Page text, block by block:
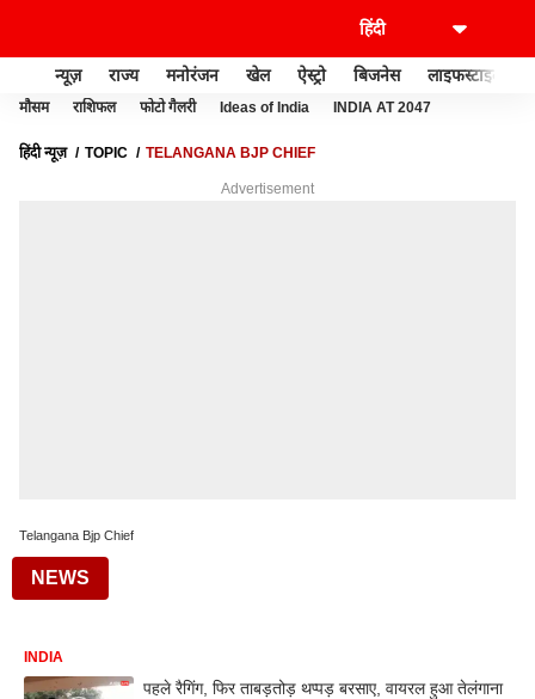
न्यूज़ राज्य मनोरंजन खेल ऐस्ट्रो बिजनेस लाइफस्टाइल
मौसम राशिफल फोटो गैलरी Ideas of India INDIA AT 2047
हिंदी न्यूज़ TOPIC TELANGANA BJP CHIEF
Advertisement
Telangana Bjp Chief
NEWS
INDIA
पहले रैगिंग, फिर ताबड़तोड़ थप्पड़ बरसाए, वायरल हुआ तेलंगाना